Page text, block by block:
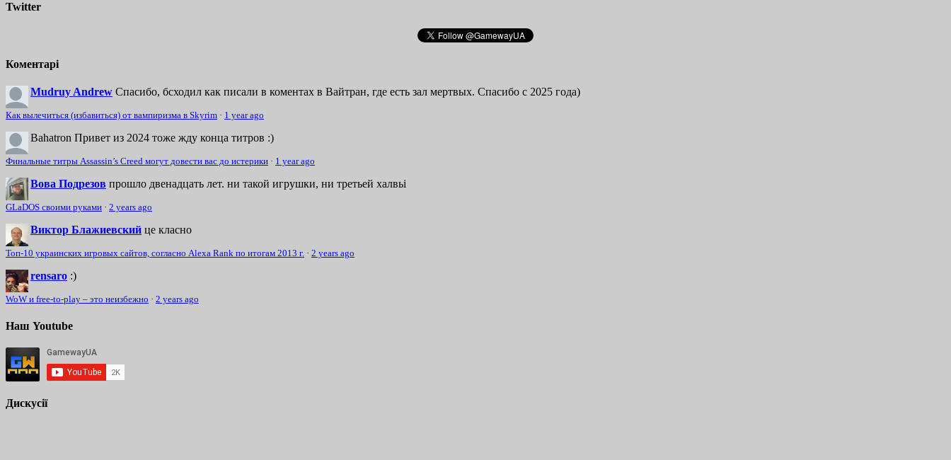
Twitter
Коментарі
Mudruy Andrew Спасибо, бсходил как писали в коментах в Вайтран, где есть зал мертвых. Спасибо с 2025 года)
Как вылечиться (избавиться) от вампиризма в Skyrim · 1 year ago
Bahatron Привет из 2024 тоже жду конца титров :)
Финальные титры Assassin’s Creed могут довести вас до истерики · 1 year ago
Вова Подрезов прошло двенадцать лет. ни такой игрушки, ни третьей халвьі
GLaDOS своими руками · 2 years ago
Виктор Блажиевский це класно
Топ-10 украинских игровых сайтов, согласно Alexa Rank по итогам 2013 г. · 2 years ago
rensaro :)
WoW и free-to-play – это неизбежно · 2 years ago
Наш Youtube
Дискусії